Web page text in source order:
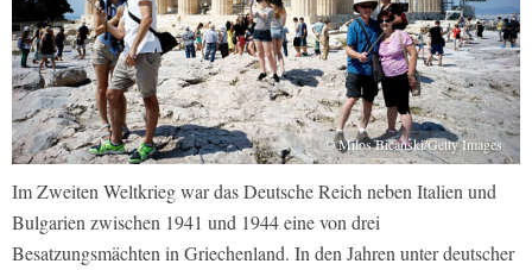
© Milos Bicanski/Getty Images
Im Zweiten Weltkrieg war das Deutsche Reich neben Italien und
Bulgarien zwischen 1941 und 1944 eine von drei
Besatzungsmächten in Griechenland. In den Jahren unter deutscher